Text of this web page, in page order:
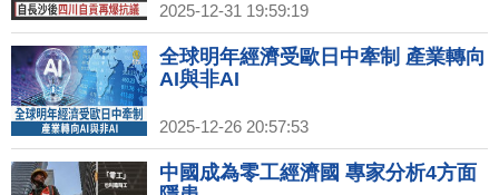
2025-12-31 19:59:19
全球明年經濟受歐日中牽制 產業轉向
AI與非AI
2025-12-26 20:57:53
中國成為零工經濟國 專家分析4方面